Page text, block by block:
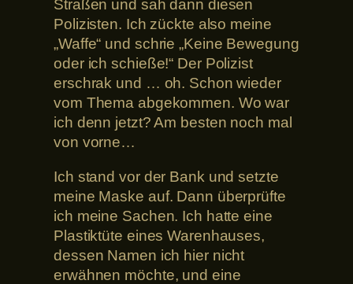
Straßen und sah dann diesen
Polizisten. Ich zückte also meine
„Waffe“ und schrie „Keine Bewegung
oder ich schieße!“ Der Polizist
erschrak und … oh. Schon wieder
vom Thema abgekommen. Wo war
ich denn jetzt? Am besten noch mal
von vorne…
Ich stand vor der Bank und setzte
meine Maske auf. Dann überprüfte
ich meine Sachen. Ich hatte eine
Plastiktüte eines Warenhauses,
dessen Namen ich hier nicht
erwähnen möchte, und eine